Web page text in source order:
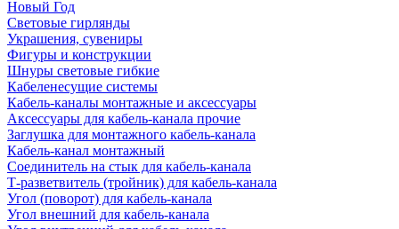
Новый Год
Световые гирлянды
Украшения, сувениры
Фигуры и конструкции
Шнуры световые гибкие
Кабеленесущие системы
Кабель-каналы монтажные и аксессуары
Аксессуары для кабель-канала прочие
Заглушка для монтажного кабель-канала
Кабель-канал монтажный
Соединитель на стык для кабель-канала
Т-разветвитель (тройник) для кабель-канала
Угол (поворот) для кабель-канала
Угол внешний для кабель-канала